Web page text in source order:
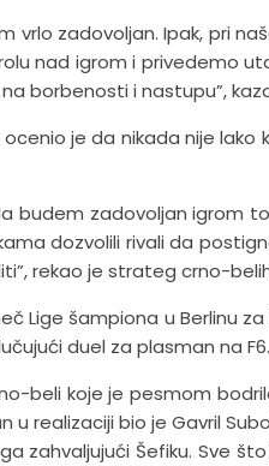
vrlo zadovoljan. Ipak, pri
nad igrom i privedemo
borbenosti i nastupu”,
je da nikada nije lako
budem zadovoljan igrom
dozvolili rivali da
rekao je strateg crno-
Lige šampiona u Berlinu
duel za plasman na F6.
beli koje je pesmom
u realizaciji bio je Gavril
zahvaljujući Šefiku. Sve